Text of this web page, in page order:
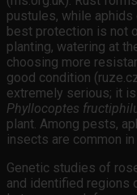
pustules, while
best protection is not
planting, watering at
choosing more
good condition
extremely serious; it
Phyllocoptes
plant. Among pests,
insects are common
Genetic studies of
and identified regions